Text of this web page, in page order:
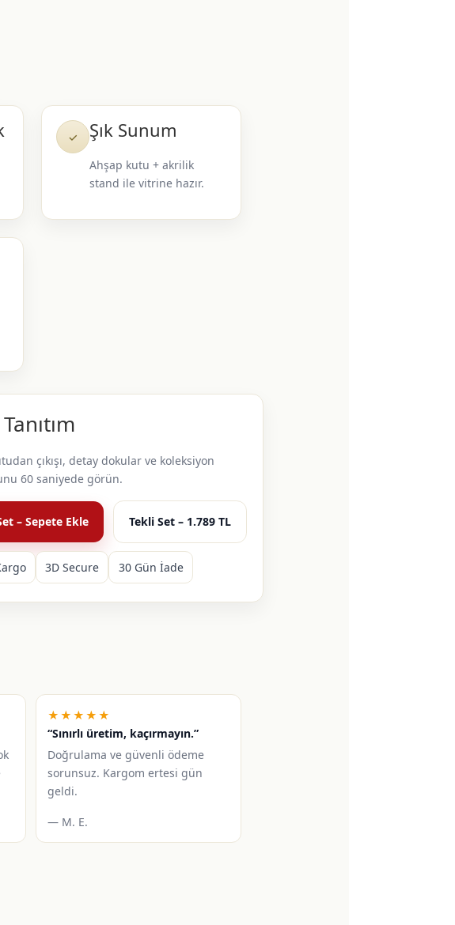
✓ Şık Sunum
Ahşap kutu + akrilik
stand ile vitrine hazır.
çıkışı, detay dokular ve koleksiyon
60 saniyede görün.
– Sepete Ekle Tekli Set – 1.789 TL
3D Secure 30 Gün İade
★★★★★
“Sınırlı üretim, kaçırmayın.”
Doğrulama ve güvenli ödeme
sorunsuz. Kargom ertesi gün
geldi.
— M. E.